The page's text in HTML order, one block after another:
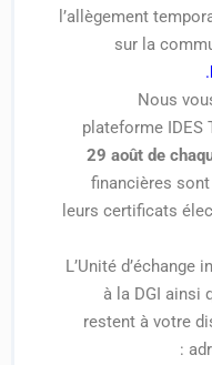
sur
29 août
leurs
L’Unité
à la
restent à